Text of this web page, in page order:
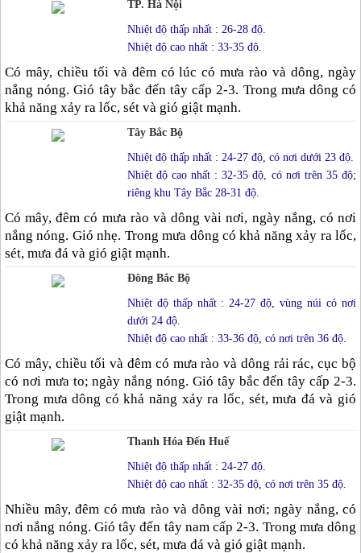
TP. Hà Nội
Nhiệt độ thấp nhất : 26-28 độ.
Nhiệt độ cao nhất : 33-35 độ.
Có mây, chiều tối và đêm có lúc có mưa rào và dông, ngày
nắng nóng. Gió tây bắc đến tây cấp 2-3. Trong mưa dông có
khả năng xảy ra lốc, sét và gió giật mạnh.
Tây Bắc Bộ
Nhiệt độ thấp nhất : 24-27 độ, có nơi dưới 23 độ.
Nhiệt độ cao nhất : 32-35 độ, có nơi trên 35 độ;
riêng khu Tây Bắc 28-31 độ.
Có mây, đêm có mưa rào và dông vài nơi, ngày nắng, có nơi
nắng nóng. Gió nhẹ. Trong mưa dông có khả năng xảy ra lốc,
sét, mưa đá và gió giật mạnh.
Đông Bắc Bộ
Nhiệt độ thấp nhất : 24-27 độ, vùng núi có nơi
dưới 24 độ.
Nhiệt độ cao nhất : 33-36 độ, có nơi trên 36 độ.
Có mây, chiều tối và đêm có mưa rào và dông rải rác, cục bộ
có nơi mưa to; ngày nắng nóng. Gió tây bắc đến tây cấp 2-3.
Trong mưa dông có khả năng xảy ra lốc, sét, mưa đá và gió
giật mạnh.
Thanh Hóa Đến Huế
Nhiệt độ thấp nhất : 24-27 độ.
Nhiệt độ cao nhất : 32-35 độ, có nơi trên 35 độ.
Nhiều mây, đêm có mưa rào và dông vài nơi; ngày nắng, có
nơi nắng nóng. Gió tây đến tây nam cấp 2-3. Trong mưa dông
có khả năng xảy ra lốc, sét, mưa đá và gió giật mạnh.